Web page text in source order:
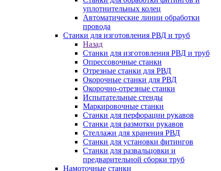
уплотнительных колец
Автоматические линии обработки
провода
Станки для изготовления РВД и труб
Назад
Станки для изготовления РВД и труб
Опрессовочные станки
Отрезные станки для РВД
Окорочные станки для РВД
Окорочно-отрезные станки
Испытательные стенды
Маркировочные станки
Станки для перфорации рукавов
Станки для размотки рукавов
Стеллажи для хранения РВД
Станки для установки фитингов
Станки для развальцовки и
предварительной сборки труб
Намоточные станки